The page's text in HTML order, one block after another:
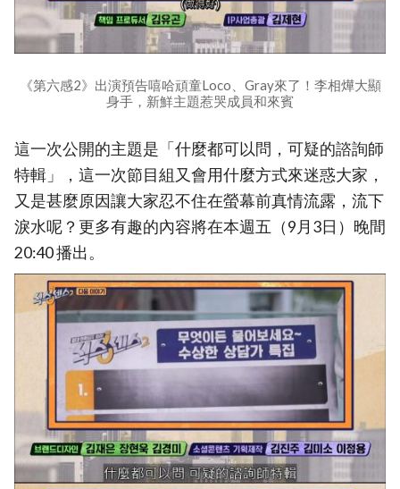
《第六感2》出演預告嘻哈頑童Loco、Gray來了！李相燁大顯
身手，新鮮主題惹哭成員和來賓
這一次公開的主題是「什麼都可以問，可疑的諮詢師
特輯」，這一次節目組又會用什麼方式來迷惑大家，
又是甚麼原因讓大家忍不住在螢幕前真情流露，流下
淚水呢？更多有趣的內容將在本週五（9月3日）晚間
20:40 播出。